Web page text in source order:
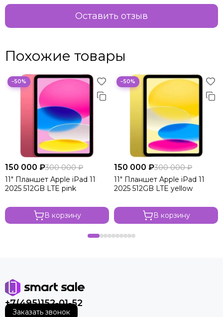
Оставить отзыв
Похожие товары
−50%
150 000 ₽300 000 ₽
11" Планшет Apple iPad 11
2025 512GB LTE pink
В корзину
−50%
150 000 ₽300 000 ₽
11" Планшет Apple iPad 11
2025 512GB LTE yellow
В корзину
+7(495)152-01-52
Заказать звонок